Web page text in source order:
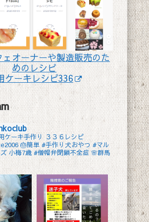
ェオーナーや製造販売のた
めのレシピ
ケーキレシピ336
ケーキ手作り ３３６レシピ
🎂簡単 #手作り犬おやつ #マル
小梅7歳 #僧帽弁閉鎖不全症 🌸群馬